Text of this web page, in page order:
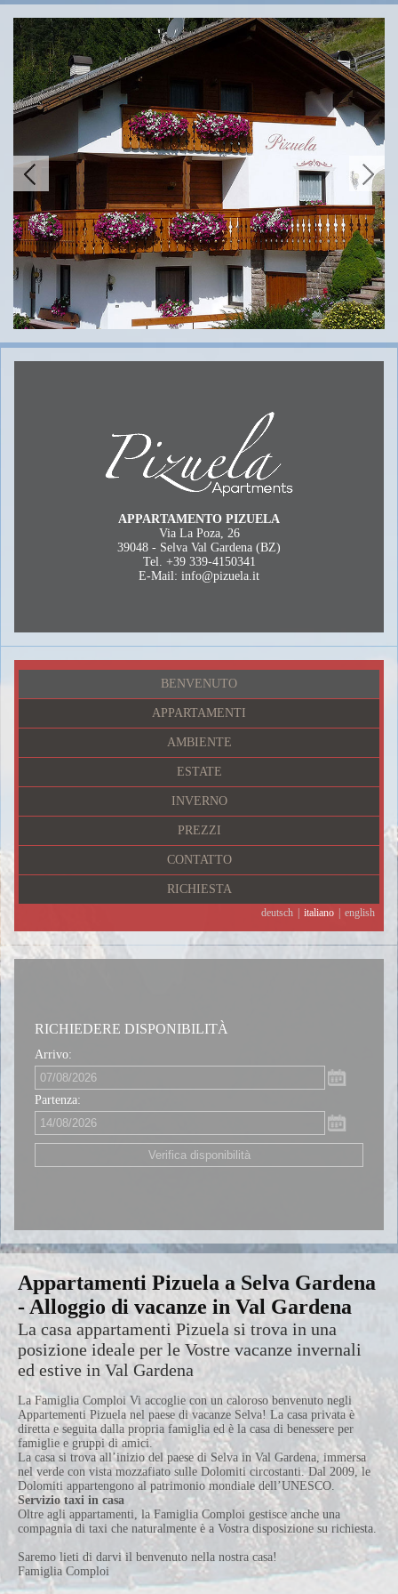
APPARTAMENTO PIZUELA
Via La Poza, 26
39048 - Selva Val Gardena (BZ)
Tel. +39 339-4150341
E-Mail: info@pizuela.it
BENVENUTO
APPARTAMENTI
AMBIENTE
ESTATE
INVERNO
PREZZI
CONTATTO
RICHIESTA
deutsch italiano english
RICHIEDERE DISPONIBILITÀ
Arrivo:
Partenza:
Verifica disponibilità
Appartamenti Pizuela a Selva Gardena
- Alloggio di vacanze in Val Gardena
La casa appartamenti Pizuela si trova in una
posizione ideale per le Vostre vacanze invernali
ed estive in Val Gardena
La Famiglia Comploi Vi accoglie con un caloroso benvenuto negli
Appartementi Pizuela nel paese di vacanze Selva! La casa privata è
diretta e seguita dalla propria famiglia ed è la casa di benessere per
famiglie e gruppi di amici.
La casa si trova all’inizio del paese di Selva in Val Gardena, immersa
nel verde con vista mozzafiato sulle Dolomiti circostanti. Dal 2009, le
Dolomiti appartengono al patrimonio mondiale dell’UNESCO.
Servizio taxi in casa
Oltre agli appartamenti, la Famiglia Comploi gestisce anche una
compagnia di taxi che naturalmente è a Vostra disposizione su richiesta.
Saremo lieti di darvi il benvenuto nella nostra casa!
Famiglia Comploi